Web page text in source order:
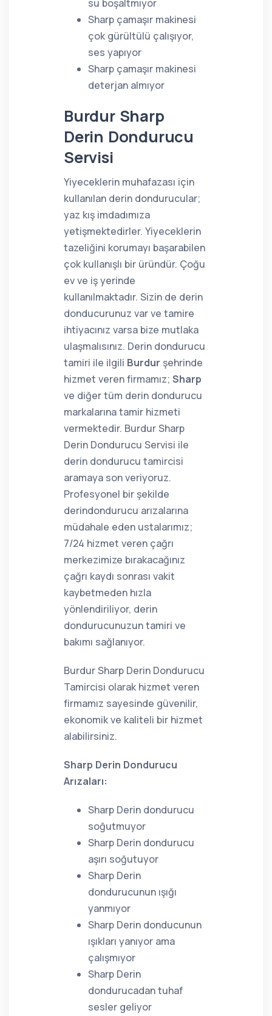
su boşaltmıyor
Sharp çamaşır makinesi
çok gürültülü çalışıyor,
ses yapıyor
Sharp çamaşır makinesi
deterjan almıyor
Burdur Sharp
Derin Dondurucu
Servisi
Yiyeceklerin muhafazası için
kullanılan derin dondurucular;
yaz kış imdadımıza
yetişmektedirler. Yiyeceklerin
tazeliğini korumayı başarabilen
çok kullanışlı bir üründür. Çoğu
ev ve iş yerinde
kullanılmaktadır. Sizin de derin
donducurunuz var ve tamire
ihtiyacınız varsa bize mutlaka
ulaşmalısınız. Derin dondurucu
tamiri ile ilgili Burdur şehrinde
hizmet veren firmamız; Sharp
ve diğer tüm derin dondurucu
markalarına tamir hizmeti
vermektedir. Burdur Sharp
Derin Dondurucu Servisi ile
derin dondurucu tamircisi
aramaya son veriyoruz.
Profesyonel bir şekilde
derindondurucu arızalarına
müdahale eden ustalarımız;
7/24 hizmet veren çağrı
merkezimize bırakacağınız
çağrı kaydı sonrası vakit
kaybetmeden hızla
yönlendiriliyor, derin
dondurucunuzun tamiri ve
bakımı sağlanıyor.
Burdur Sharp Derin Dondurucu
Tamircisi olarak hizmet veren
firmamız sayesinde güvenilir,
ekonomik ve kaliteli bir hizmet
alabilirsiniz.
Sharp Derin Dondurucu
Arızaları:
Sharp Derin dondurucu
soğutmuyor
Sharp Derin dondurucu
aşırı soğutuyor
Sharp Derin
dondurucunun ışığı
yanmıyor
Sharp Derin donducunun
ışıkları yanıyor ama
çalışmıyor
Sharp Derin
dondurucadan tuhaf
sesler geliyor